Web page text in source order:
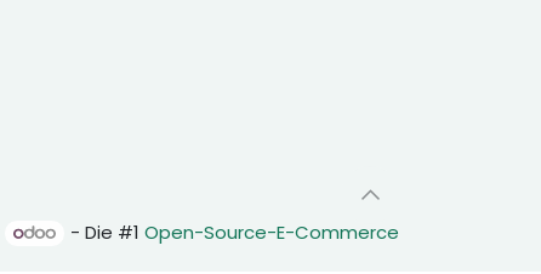
- Die #1 Open-Source-E-Commerce